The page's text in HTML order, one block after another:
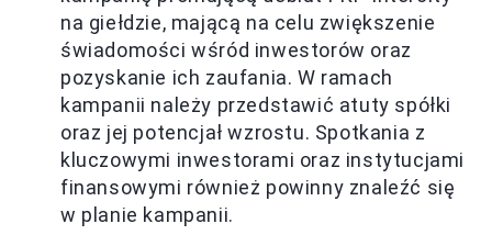
na giełdzie, mającą na celu zwiększenie
świadomości wśród inwestorów oraz
pozyskanie ich zaufania. W ramach
kampanii należy przedstawić atuty spółki
oraz jej potencjał wzrostu. Spotkania z
kluczowymi inwestorami oraz instytucjami
finansowymi również powinny znaleźć się
w planie kampanii.